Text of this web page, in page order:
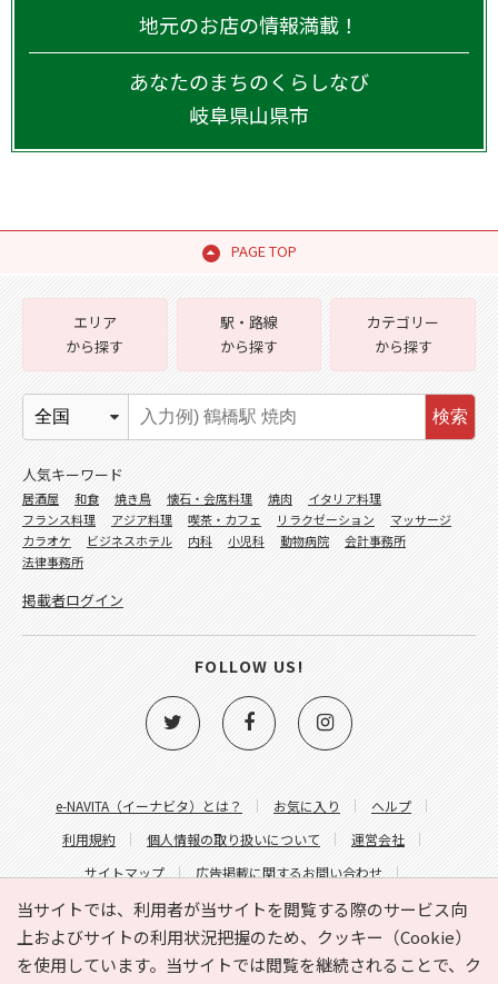
地元のお店の情報満載！
あなたのまちのくらしなび
岐阜県山県市
PAGE TOP
当サイトでは、利用者が当サイトを閲覧する際のサービス向
上およびサイトの利用状況把握のため、クッキー（Cookie）
を使用しています。当サイトでは閲覧を継続されることで、ク
e-NAVITA（イーナビタ）とは？ お気に入り
ヘルプ
利用規約
個人情報の取り扱いについて
運営会社
サイトマップ
広告掲載に関するお問い合わせ
サイトの内容に関するお問い合わせ
エリア
から探す
駅・路線
から探す
カテゴリー
から探す
検索
人気キーワード
居酒屋 和食 焼き鳥 懐石・会席料理 焼肉
イタリア料理
フランス料理
アジア料理 喫茶・カフェ リラクゼーション
マッサージ
カラオケ
ビジネスホテル 内科 小児科 動物病院
会計事務所
法律事務所
掲載者ログイン
FOLLOW US!